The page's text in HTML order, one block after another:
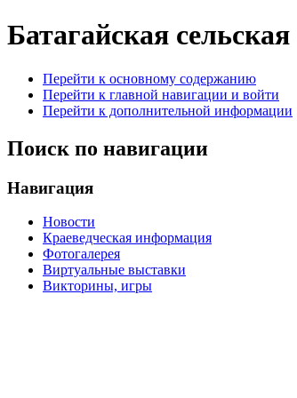
Батагайская
Перейти к основному содержанию
Перейти к главной навигации и войти
Перейти к дополнительной информации
Поиск по навигации
Навигация
Новости
Краеведческая информация
Фотогалерея
Виртуальные выставки
Викторины, игры